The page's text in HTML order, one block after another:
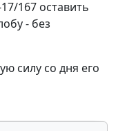
167 оставить
- без
силу со дня его